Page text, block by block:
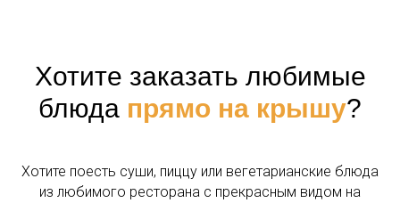
Хотите заказать любимые
блюда прямо на крышу?
Хотите поесть суши, пиццу или вегетарианские блюда
из любимого ресторана с прекрасным видом на
Фото
Мероприятия